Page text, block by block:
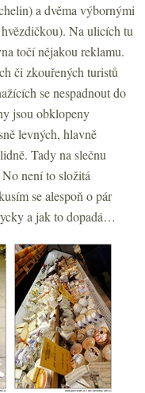
a dvěma výbornými
Na ulicích tu
točí nějakou reklamu.
či zkouřených turistů
se nespadnout do
jsou obklopeny
levných, hlavně
Tady na slečnu
není to složitá
se alespoň o pár
a jak to dopadá…